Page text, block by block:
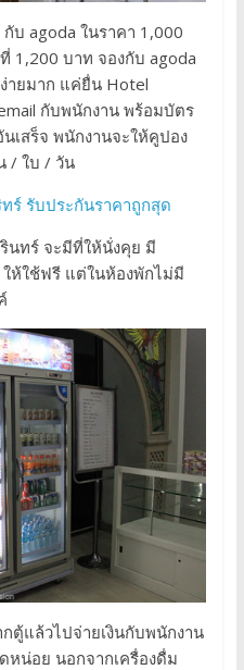
บ agoda ในราคา 1,000
1,200 บาท จองกับ agoda
ายมาก แค่ยื่น Hotel
กับพนักงาน พร้อมบัตร
เสร็จ พนักงานจะให้คูปอง
/ ใบ / วัน
ร์ รับประกันราคาถูกสุด
นทร์ จะมีที่ให้นั่งคุย มี
ห้ใช้ฟรี แต่ในห้องพักไม่มี
ตู้แล้วไปจ่ายเงินกับพนักงาน
หน่อย นอกจากเครื่องดื่ม